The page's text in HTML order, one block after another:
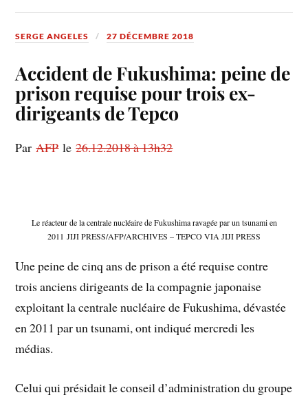
SERGE ANGELES 27 DÉCEMBRE 2018
Accident de Fukushima: peine de
prison requise pour trois ex-
dirigeants de Tepco
ParAFPle26.12.2018 à 13h32
Le réacteur de la centrale nucléaire de Fukushima ravagée par un tsunami en
2011 JIJI PRESS/AFP/ARCHIVES – TEPCO VIA JIJI PRESS
Une peine de cinq ans de prison a été requise contre
trois anciens dirigeants de la compagnie japonaise
exploitant la centrale nucléaire de Fukushima, dévastée
en 2011 par un tsunami, ont indiqué mercredi les
médias.
Celui qui présidait le conseil d’administration du groupe